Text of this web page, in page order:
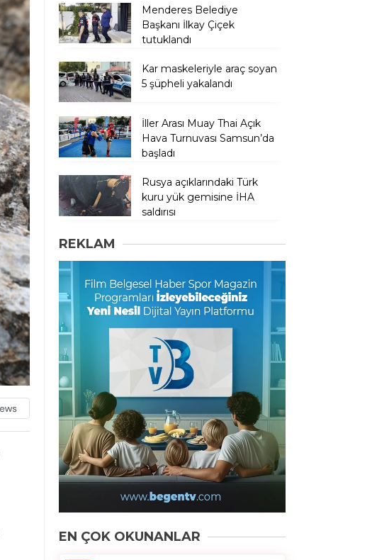
Menderes Belediye
Başkanı İlkay Çiçek
tutuklandı
Kar maskeleriyle araç soyan
5 şüpheli yakalandı
İller Arası Muay Thai Açık
Hava Turnuvası Samsun’da
başladı
Rusya açıklarındaki Türk
kuru yük gemisine İHA
saldırısı
REKLAM
EN ÇOK OKUNANLAR